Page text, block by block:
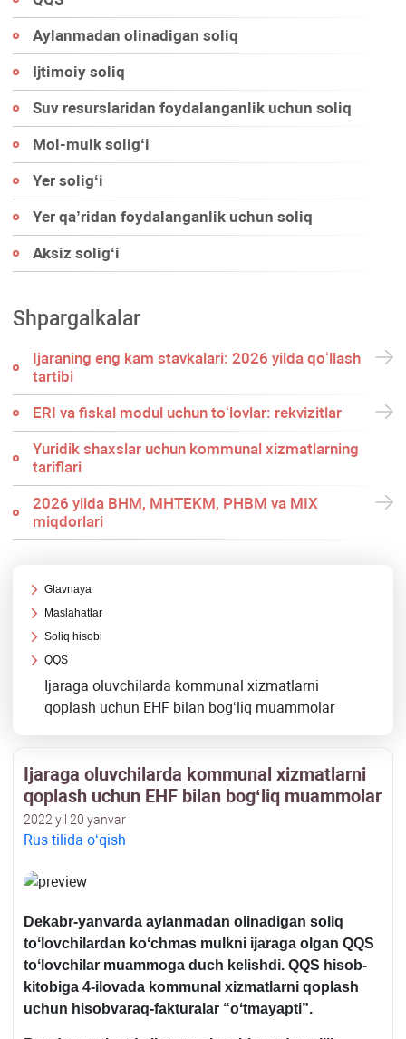
Aylanmadan olinadigan soliq
Ijtimoiy soliq
Suv resurslaridan foydalanganlik uchun soliq
Mol-mulk soligʻi
Yer soligʻi
Yer qa’ridan foydalanganlik uchun soliq
Aksiz soligʻi
Shpargalkalar
Ijaraning eng kam stavkalari: 2026 yilda qoʻllash
tartibi
ERI va fiskal modul uchun toʻlovlar: rekvizitlar
Yuridik shaхslar uchun kommunal хizmatlarning
tariflari
2026 yilda BHM, MHTEKM, PHBM va MIX
miqdorlari
Glavnaya
Maslahatlar
Soliq hisobi
QQS
Ijaraga oluvchilarda kommunal хizmatlarni
qoplash uchun EHF bilan bogʻliq muammolar
Ijaraga oluvchilarda kommunal хizmatlarni
qoplash uchun EHF bilan bogʻliq muammolar
2022 yil 20 yanvar
Rus tilida oʻqish
Dekabr-yanvarda aylanmadan olinadigan soliq
toʻlovchilardan koʻchmas mulkni ijaraga olgan QQS
toʻlovchilar muammoga duch kelishdi. QQS hisob-
kitobiga 4-ilovada kommunal хizmatlarni qoplash
uchun hisobvaraq-fakturalar “oʻtmayapti”.